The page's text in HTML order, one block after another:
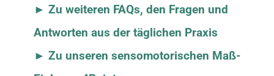
► Zu weiteren FAQs, den Fragen und
Antworten aus der täglichen Praxis
► Zu unseren sensomotorischen Maß-